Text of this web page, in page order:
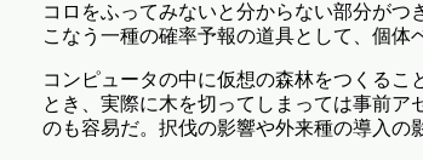
コロをふってみないと分からない部分が
こなう一種の確率予報の道具として、個体
コンピュータの中に仮想の森林をつくる
とき、実際に木を切ってしまっては事前
のも容易だ。択伐の影響や外来種の導入の